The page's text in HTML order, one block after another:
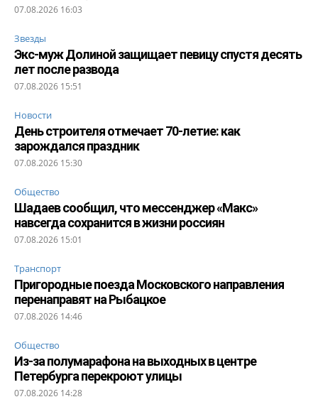
07.08.2026 16:03
Звезды
Экс-муж Долиной защищает певицу спустя десять
лет после развода
07.08.2026 15:51
Новости
День строителя отмечает 70-летие: как
зарождался праздник
07.08.2026 15:30
Общество
Шадаев сообщил, что мессенджер «Макс»
навсегда сохранится в жизни россиян
07.08.2026 15:01
Транспорт
Пригородные поезда Московского направления
перенаправят на Рыбацкое
07.08.2026 14:46
Общество
Из-за полумарафона на выходных в центре
Петербурга перекроют улицы
07.08.2026 14:28